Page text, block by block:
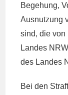
Begehung,
Ausnutzung
sind, die von
Landes
des Landes
Bei den